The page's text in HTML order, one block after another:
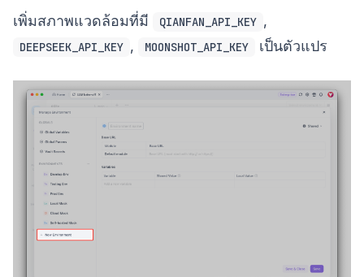
เพิ่มสภาพแวดล้อมที่มี QIANFAN_API_KEY ,
DEEPSEEK_API_KEY , MOONSHOT_API_KEY เป็นตัวแปร